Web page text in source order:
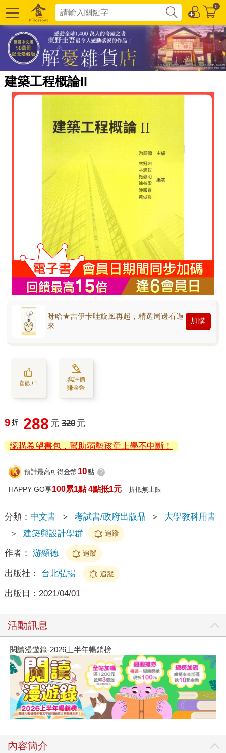
0
建築工程概論II
呀哈★吉伊卡哇旋風再起，精選周邊看過
來
加購
喜歡+1
寫評價
賺金幣
9 折 288 元 320 元
認購希望書包，幫助弱勢孩童上學不中斷！
預計最高可得金幣 10點 ?
HAPPY GO享100累1點 4點抵1元 折抵無上限
分類： 中文書 ＞ 考試書/政府出版品 ＞
大學教科用書
＞
建築與設計學群 追蹤
作者： 游顯德 追蹤
出版社： 台北弘揚 追蹤
出版日： 2021/04/01
活動訊息
閱讀漫遊錄-2026上半年暢銷榜
內容簡介